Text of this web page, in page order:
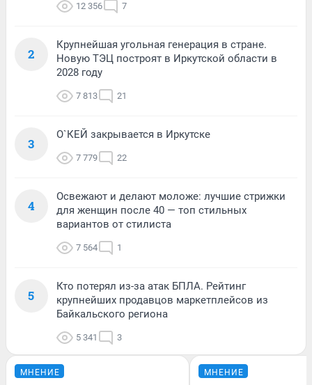
12 356 7
2
Крупнейшая угольная генерация в стране.
Новую ТЭЦ построят в Иркутской области в
2028 году
7 813 21
3
О`КЕЙ закрывается в Иркутске
7 779 22
4
Освежают и делают моложе: лучшие стрижки
для женщин после 40 — топ стильных
вариантов от стилиста
7 564 1
5
Кто потерял из-за атак БПЛА. Рейтинг
крупнейших продавцов маркетплейсов из
Байкальского региона
5 341 3
МНЕНИЕ МНЕНИЕ